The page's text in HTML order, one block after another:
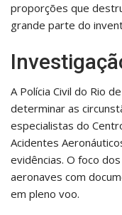
proporções que
grande parte do
A Polícia Civil do Rio
determinar as
especialistas do
Acidentes
evidências. O foco
aeronaves com
em pleno voo.